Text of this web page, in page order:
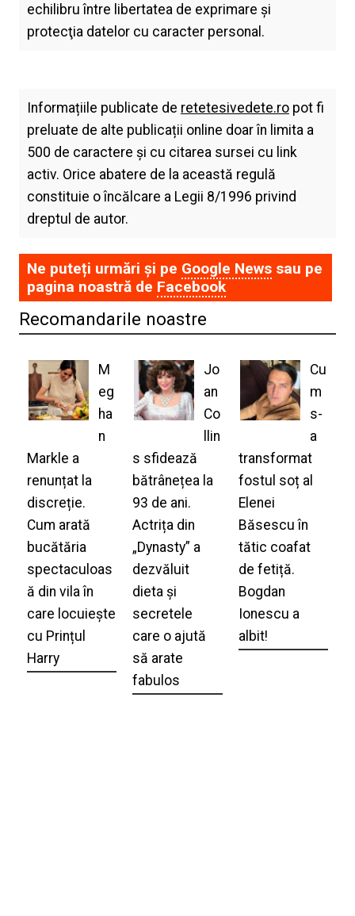
echilibru între libertatea de exprimare şi
protecţia datelor cu caracter personal.
Informațiile publicate de retetesivedete.ropot fi
preluate de alte publicații online doar în limita a
500 de caractere și cu citarea sursei cu link
activ. Orice abatere de la această regulă
constituie o încălcare a Legii 8/1996 privind
dreptul de autor.
Ne puteți urmări și pe Google Newssau pe
pagina noastră de Facebook
Recomandarile noastre
M
eg
ha
n
Markle a
renunțat la
discreție.
Cum arată
bucătăria
spectaculoas
ă din vila în
care locuiește
cu Prințul
Harry
Jo
an
Co
llin
s sfidează
bătrânețea la
93 de ani.
Actrița din
„Dynasty” a
dezvăluit
dieta și
secretele
care o ajută
să arate
fabulos
Cu
m
s-
a
transformat
fostul soț al
Elenei
Băsescu în
tătic coafat
de fetiță.
Bogdan
Ionescu a
albit!